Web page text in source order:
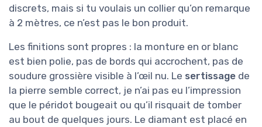
discrets, mais si tu voulais un collier qu’on remarque
à 2 mètres, ce n’est pas le bon produit.
Les finitions sont propres : la monture en or blanc
est bien polie, pas de bords qui accrochent, pas de
soudure grossière visible à l’œil nu. Le sertissage de
la pierre semble correct, je n’ai pas eu l’impression
que le péridot bougeait ou qu’il risquait de tomber
au bout de quelques jours. Le diamant est placé en